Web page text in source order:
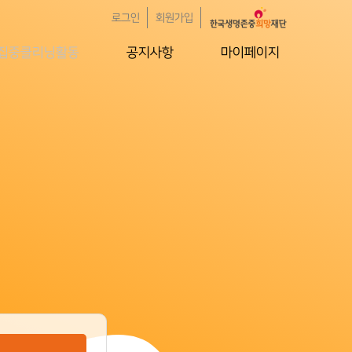
로그인 회원가입
중클리닝활동 공지사항 마이페이지